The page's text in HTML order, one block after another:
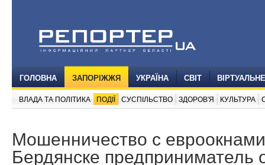
ГОЛОВНА ЗАПОРІЖЖЯ УКРАЇНА СВІТ
ВЛАДА ТА ПОЛІТИКА ПОДІЇ СУСПІЛЬСТВО ЗДОРОВ'Я КУЛЬТУРА
Мошенничество с
Бердянске предприниматель